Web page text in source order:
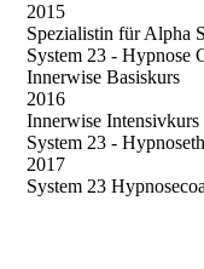
2015
Spezialistin für Alpha
System 23 - Hypnose
Innerwise Basiskurs
2016
Innerwise Intensivkurs
System 23 -
2017
System 23